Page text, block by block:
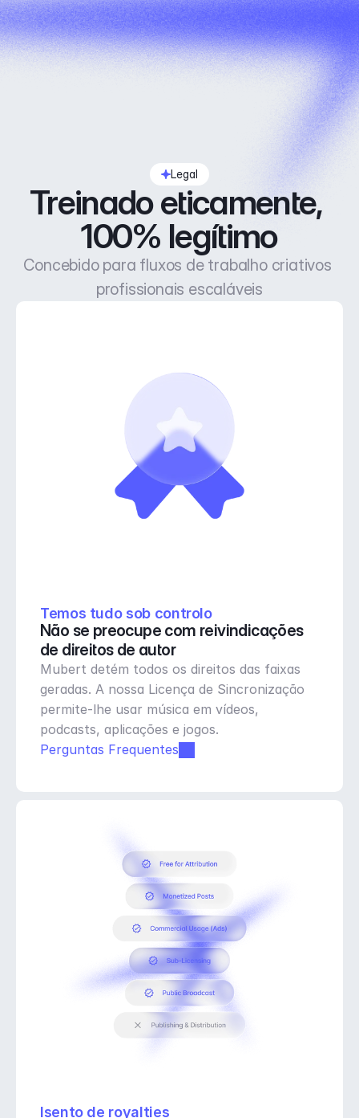
Legal
Treinado eticamente,
100% legítimo
Concebido para fluxos de trabalho criativos
profissionais escaláveis
Temos tudo sob controlo
Não se preocupe com reivindicações
de direitos de autor
Mubert detém todos os direitos das faixas
geradas. A nossa Licença de Sincronização
permite-lhe usar música em vídeos,
podcasts, aplicações e jogos.
Perguntas Frequentes
Isento de royalties